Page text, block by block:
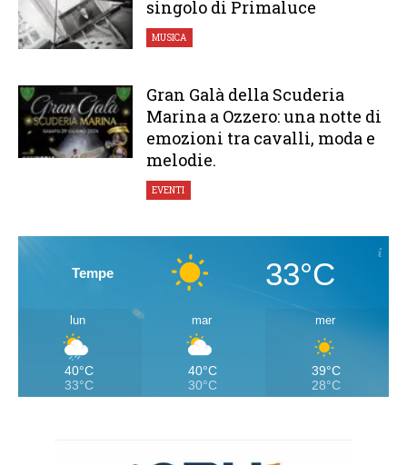
singolo di Primaluce
MUSICA
Gran Galà della Scuderia
Marina a Ozzero: una notte di
emozioni tra cavalli, moda e
melodie.
EVENTI
Tempe 33°C
lun
40°C
33°C
mar
40°C
30°C
mer
39°C
28°C